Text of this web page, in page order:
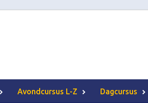
Avondcursus L-Z Dagcursus